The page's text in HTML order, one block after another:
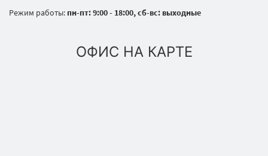
Режим работы: пн-пт: 9:00 - 18:00, сб-вс: выходные
ОФИС НА КАРТЕ